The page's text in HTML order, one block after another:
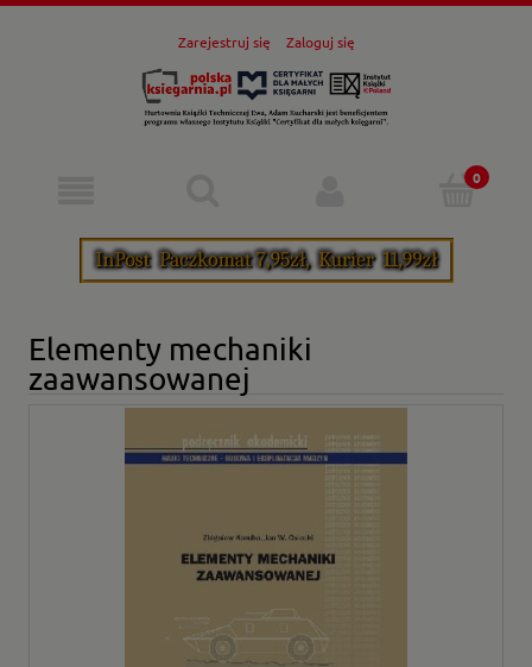
Zarejestruj się Zaloguj się
Elementy mechaniki
zaawansowanej